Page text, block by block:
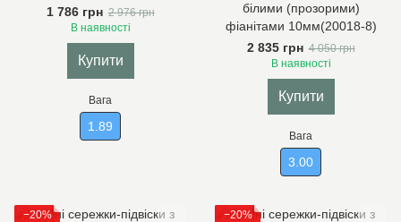
1 786 грн 2 976 грн
В наявності
Купити
Вага
1.89
білими (прозорими)
фіанітами 10мм(20018-8)
2 835 грн 4 050 грн
В наявності
Купити
Вага
3.00
−20%
−20%